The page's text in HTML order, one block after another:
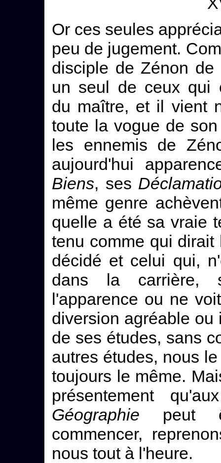
Or ces seules
peu de jugement.
disciple de Zénon
un seul de ceux qui
du maître, et il vient
toute la vogue de
les ennemis de
aujourd'hui
Biens, ses
même genre
quelle a été sa vraie
tenu comme qui
décidé et celui qui,
dans la carrière,
l'apparence ou ne
diversion agréable
de ses études, sans
autres études, nous
toujours le même.
présentement
Géographie peut
commencer,
nous tout à l'heure.